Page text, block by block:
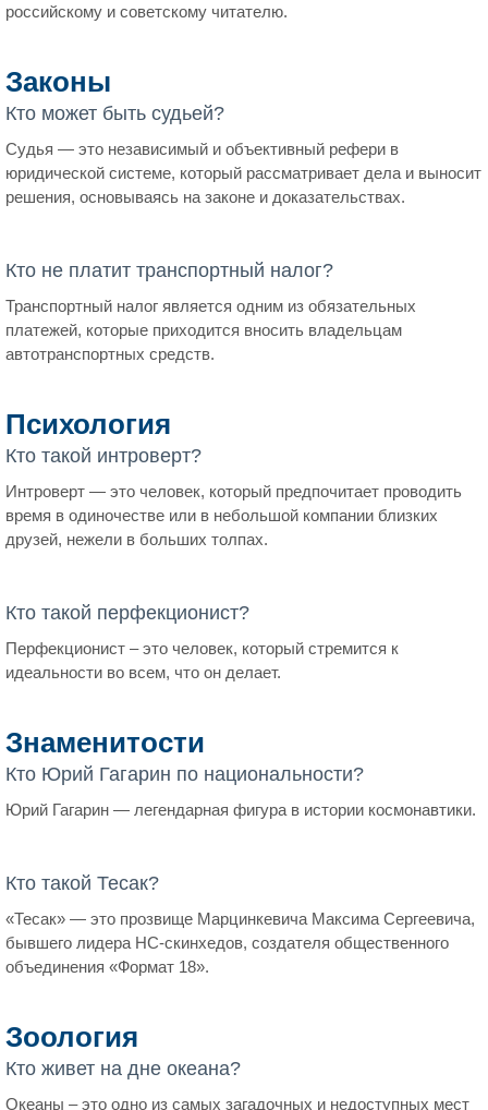
российскому и советскому читателю.
Законы
Кто может быть судьей?
Судья — это независимый и объективный рефери в
юридической системе, который рассматривает дела и выносит
решения, основываясь на законе и доказательствах.
Кто не платит транспортный налог?
Транспортный налог является одним из обязательных
платежей, которые приходится вносить владельцам
автотранспортных средств.
Психология
Кто такой интроверт?
Интроверт — это человек, который предпочитает проводить
время в одиночестве или в небольшой компании близких
друзей, нежели в больших толпах.
Кто такой перфекционист?
Перфекционист – это человек, который стремится к
идеальности во всем, что он делает.
Знаменитости
Кто Юрий Гагарин по национальности?
Юрий Гагарин — легендарная фигура в истории космонавтики.
Кто такой Тесак?
«Тесак» — это прозвище Марцинкевича Максима Сергеевича,
бывшего лидера НС-скинхедов, создателя общественного
объединения «Формат 18».
Зоология
Кто живет на дне океана?
Океаны – это одно из самых загадочных и недоступных мест